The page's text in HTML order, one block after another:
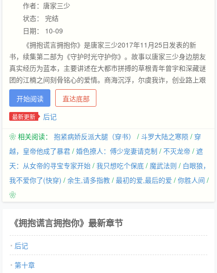
作者：唐家三少
状态： 完结
日期： 10-09
《拥抱谎言拥抱你》是唐家三少2017年11月25日发表的新
书，续集第二部为《守护时光守护你》。故事以唐家三少身边朋友
真实经历为蓝本，主要讲述在大都市拼搏的草根青年曾宇和深藏谜
团的江楠之间刻骨铭心的爱情。商海沉浮，尔虞我诈，创业路上艰
险重重，有人在欲望中膨胀迷失，有人坚守初心不忘本……落魄、
成功、堕落、友情、背叛、金钱，理想与物欲激烈碰撞，他们考量
着各自的心与灵魂。与此同时，爱情与谎言交织，被恶意谎言包围
开始阅读 直达底部
最新更新 后记
❀ 相关阅读： 抱紧病娇反派大腿（穿书） / 斗罗大陆之寒陨 / 穿
越，皇帝他成了暴君 / 婚色撩人：傅少宠妻请克制 / 不灭龙帝 / 遮
天：从女帝的寻宝专家开始 / 我只想吃个保底 / 魔武法则 / 白眼狼，
我不爱你了(快穿) / 余生,请多指教 / 最初的爱,最后的爱 / 你胜人间 /
❀
《拥抱谎言拥抱你》最新章节
后记
第十章